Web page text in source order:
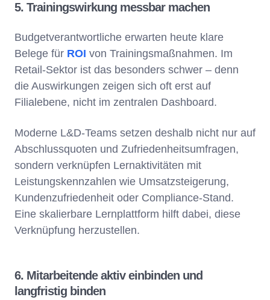
5. Trainingswirkung messbar machen
Budgetverantwortliche erwarten heute klare
Belege für ROI von Trainingsmaßnahmen. Im
Retail-Sektor ist das besonders schwer – denn
die Auswirkungen zeigen sich oft erst auf
Filialebene, nicht im zentralen Dashboard.
Moderne L&D-Teams setzen deshalb nicht nur auf
Abschlussquoten und Zufriedenheitsumfragen,
sondern verknüpfen Lernaktivitäten mit
Leistungskennzahlen wie Umsatzsteigerung,
Kundenzufriedenheit oder Compliance-Stand.
Eine skalierbare Lernplattform hilft dabei, diese
Verknüpfung herzustellen.
6. Mitarbeitende aktiv einbinden und
langfristig binden